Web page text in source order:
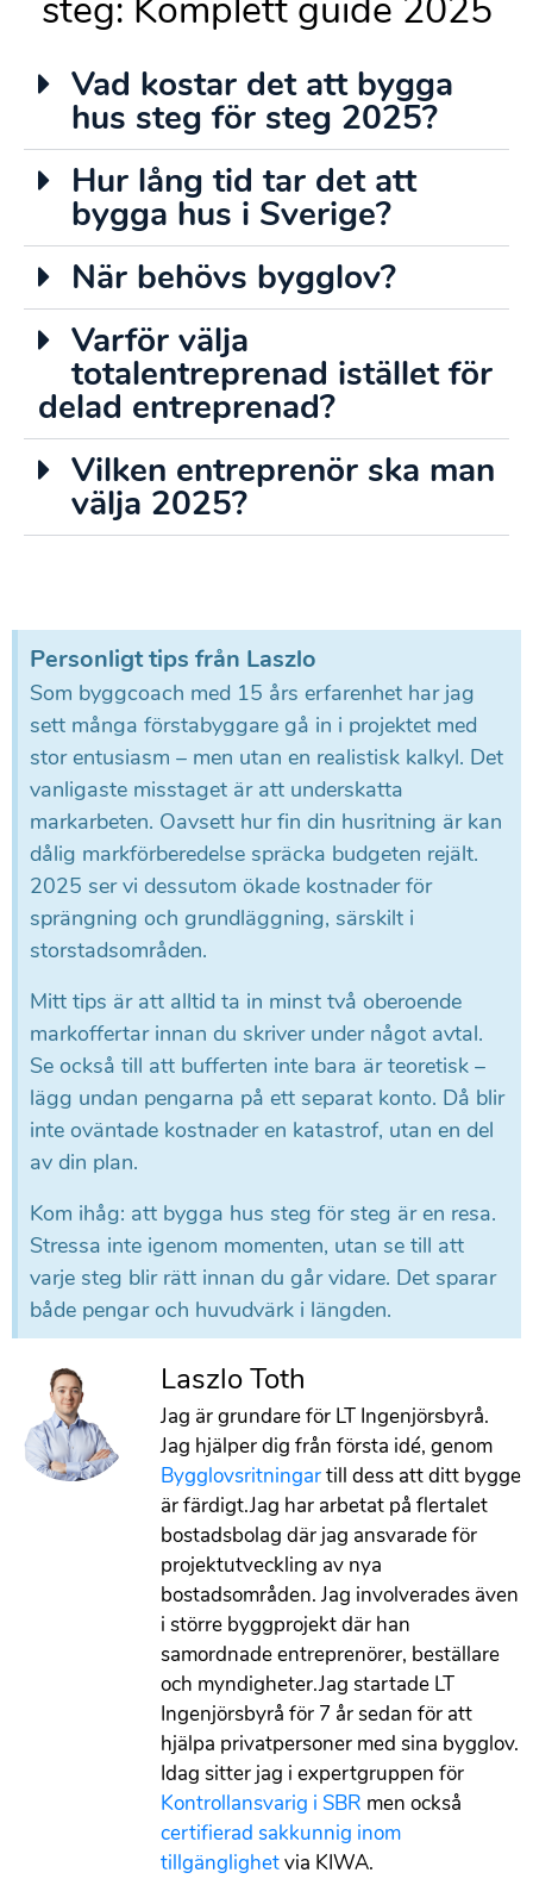
steg: Komplett guide 2025
Vad kostar det att bygga
hus steg för steg 2025?
Hur lång tid tar det att
bygga hus i Sverige?
När behövs bygglov?
Varför välja
totalentreprenad istället för
delad entreprenad?
Vilken entreprenör ska man
välja 2025?
Personligt tips från Laszlo
Som byggcoach med 15 års erfarenhet har jag
sett många förstabyggare gå in i projektet med
stor entusiasm – men utan en realistisk kalkyl. Det
vanligaste misstaget är att underskatta
markarbeten. Oavsett hur fin din husritning är kan
dålig markförberedelse spräcka budgeten rejält.
2025 ser vi dessutom ökade kostnader för
sprängning och grundläggning, särskilt i
storstadsområden.
Mitt tips är att alltid ta in minst två oberoende
markoffertar innan du skriver under något avtal.
Se också till att bufferten inte bara är teoretisk –
lägg undan pengarna på ett separat konto. Då blir
inte oväntade kostnader en katastrof, utan en del
av din plan.
Kom ihåg: att bygga hus steg för steg är en resa.
Stressa inte igenom momenten, utan se till att
varje steg blir rätt innan du går vidare. Det sparar
både pengar och huvudvärk i längden.
Laszlo Toth
Jag är grundare för LT Ingenjörsbyrå.
Jag hjälper dig från första idé, genom
Bygglovsritningartill dess att ditt bygge
är färdigt.Jag har arbetat på flertalet
bostadsbolag där jag ansvarade för
projektutveckling av nya
bostadsområden. Jag involverades även
i större byggprojekt där han
samordnade entreprenörer, beställare
och myndigheter.Jag startade LT
Ingenjörsbyrå för 7 år sedan för att
hjälpa privatpersoner med sina bygglov.
Idag sitter jag i expertgruppen för
Kontrollansvarig i SBR men också
certifierad sakkunnig inom
tillgänglighetvia KIWA.